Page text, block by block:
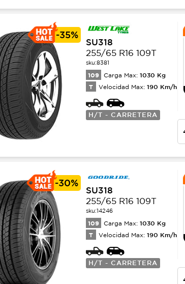
-35%
SU318
255/65 R16 109T
sku:8381
109 Carga Max: 1030 Kg
T Velocidad Max: 190 Km/h
H/T - CARRETERA
-30%
SU318
255/65 R16 109T
sku:14246
109 Carga Max: 1030 Kg
T Velocidad Max: 190 Km/h
H/T - CARRETERA